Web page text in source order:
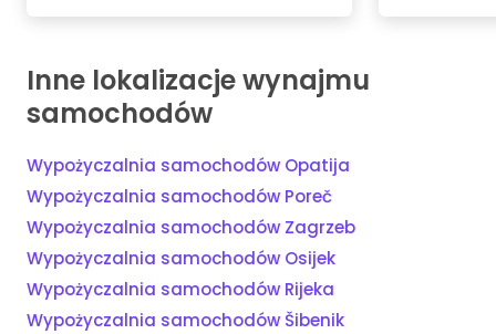
Inne lokalizacje wynajmu
samochodów
Wypożyczalnia samochodów Opatija
Wypożyczalnia samochodów Poreč
Wypożyczalnia samochodów Zagrzeb
Wypożyczalnia samochodów Osijek
Wypożyczalnia samochodów Rijeka
Wypożyczalnia samochodów Šibenik